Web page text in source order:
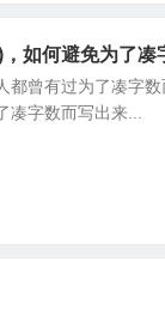
如何避免为了凑
曾有过为了凑字
凑字数而写出来...